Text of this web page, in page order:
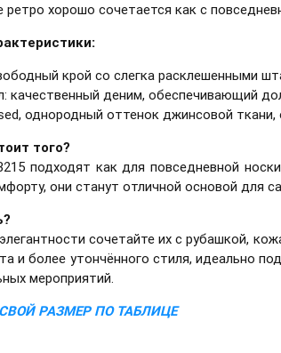
ретро хорошо сочетается как с
крой со слегка расклешенными
качественный деним, обеспечивающий
однородный оттенок джинсовой ткани,
того?
подходят как для повседневной
они станут отличной основой для
сочетайте их с рубашкой,
и более утончённого стиля, идеально
мероприятий.
РАЗМЕР ПО ТАБЛИЦЕ